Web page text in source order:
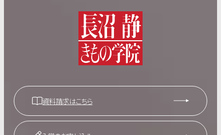
資料請求はこちら